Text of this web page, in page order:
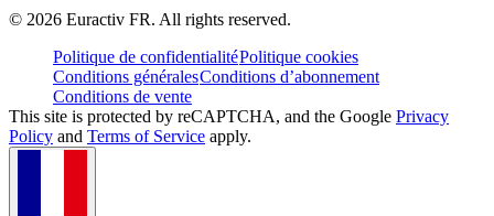
© 2026 Euractiv FR. All rights reserved.
Politique de confidentialitéPolitique cookies
Conditions généralesConditions d’abonnement
Conditions de vente
This site is protected by reCAPTCHA, and the Google Privacy
Policy and Terms of Service apply.